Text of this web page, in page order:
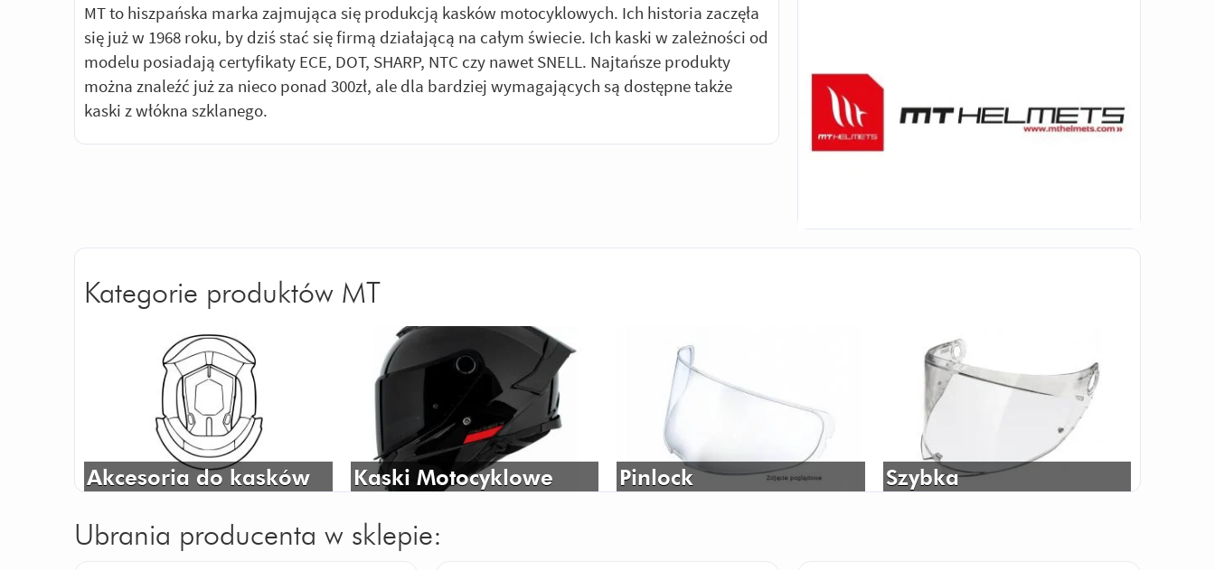
MT to hiszpańska marka zajmująca się produkcją kasków motocyklowych. Ich historia zaczęła
się już w 1968 roku, by dziś stać się firmą działającą na całym świecie. Ich kaski w zależności od
modelu posiadają certyfikaty ECE, DOT, SHARP, NTC czy nawet SNELL. Najtańsze produkty
można znaleźć już za nieco ponad 300zł, ale dla bardziej wymagających są dostępne także
kaski z włókna szklanego.
Kategorie produktów MT
Akcesoria do kasków Kaski Motocyklowe Pinlock Szybka
Ubrania producenta w sklepie: